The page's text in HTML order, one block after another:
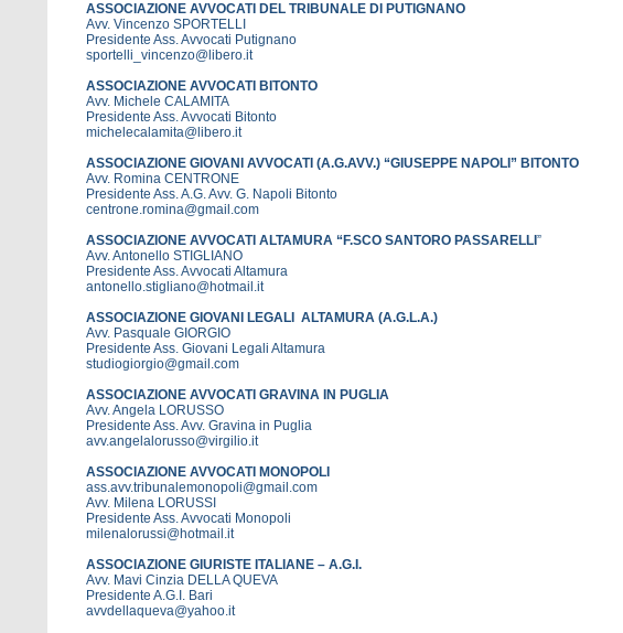
ASSOCIAZIONE AVVOCATI DEL TRIBUNALE DI PUTIGNANO
Avv. Vincenzo SPORTELLI
Presidente Ass. Avvocati Putignano
sportelli_vincenzo@libero.it
ASSOCIAZIONE AVVOCATI BITONTO
Avv. Michele CALAMITA
Presidente Ass. Avvocati Bitonto
michelecalamita@libero.it
ASSOCIAZIONE GIOVANI AVVOCATI (A.G.AVV.) “GIUSEPPE NAPOLI” BITONTO
Avv. Romina CENTRONE
Presidente Ass. A.G. Avv. G. Napoli Bitonto
centrone.romina@gmail.com
ASSOCIAZIONE AVVOCATI ALTAMURA “F.SCO SANTORO PASSARELLI ”
Avv. Antonello STIGLIANO
Presidente Ass. Avvocati Altamura
antonello.stigliano@hotmail.it
ASSOCIAZIONE GIOVANI LEGALI ALTAMURA (A.G.L.A.)
Avv. Pasquale GIORGIO
Presidente Ass. Giovani Legali Altamura
studiogiorgio@gmail.com
ASSOCIAZIONE AVVOCATI GRAVINA IN PUGLIA
Avv. Angela LORUSSO
Presidente Ass. Avv. Gravina in Puglia
avv.angelalorusso@virgilio.it
ASSOCIAZIONE AVVOCATI MONOPOLI
ass.avv.tribunalemonopoli@gmail.com
Avv. Milena LORUSSI
Presidente Ass. Avvocati Monopoli
milenalorussi@hotmail.it
ASSOCIAZIONE GIURISTE ITALIANE – A.G.I.
Avv. Mavi Cinzia DELLA QUEVA
Presidente A.G.I. Bari
avvdellaqueva@yahoo.it